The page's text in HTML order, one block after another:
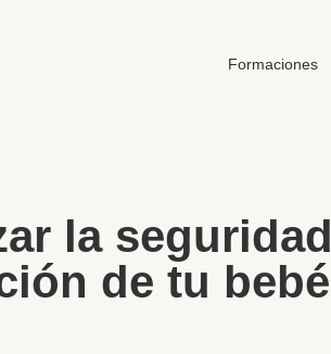
Formaciones
la seguridad
de tu bebé